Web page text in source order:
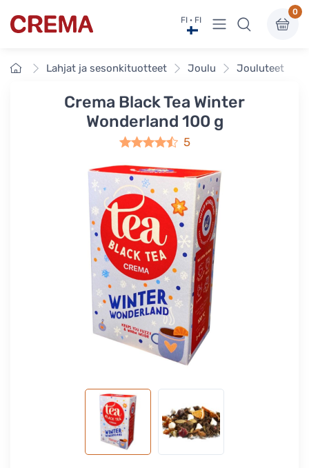
Crema FI · FI Näytä valikko
0
EtusivuLahjat ja sesonkituotteet Joulu Jouluteet
Crema Black Tea Winter
Wonderland 100 g
5